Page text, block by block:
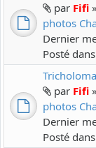
par Fifi
photos
Dernier
Posté dans
par Fifi
photos
Dernier
Posté dans